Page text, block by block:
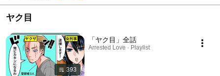
ヤク目
393
「ヤク目」全話
Arrested Love · Playlist